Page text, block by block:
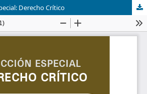
Derecho Crítico